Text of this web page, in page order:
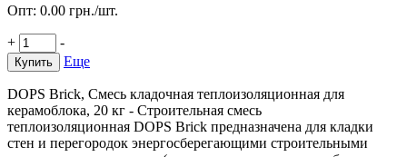
Опт: 0.00 грн./шт.
+ -
Купить Еще
DOPS Brick, Смесь кладочная теплоизоляционная для
керамоблока, 20 кг - Строительная смесь
теплоизоляционная DOPS Brick предназначена для кладки
стен и перегородок энергосберегающими строительными